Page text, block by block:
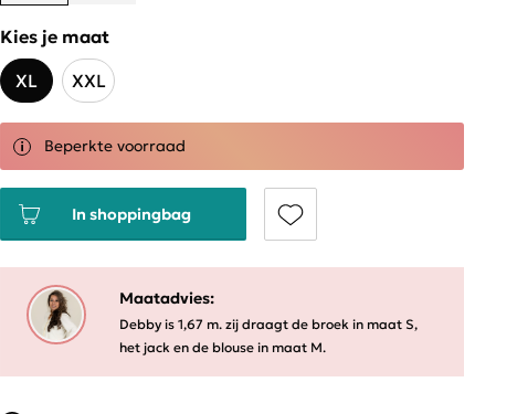
Kies je maat
XL
XXL
Beperkte voorraad
In shoppingbag
Maatadvies:
Debby is 1,67 m. zij draagt de broek in maat S,
het jack en de blouse in maat M.